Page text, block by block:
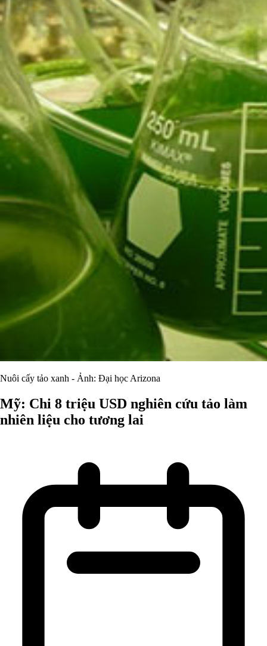
Nuôi cấy tảo xanh - Ảnh: Đại học Arizona
Mỹ: Chi 8 triệu USD nghiên cứu tảo làm
nhiên liệu cho tương lai